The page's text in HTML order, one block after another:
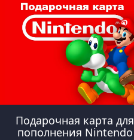
Подарочная карта для
пополнения Nintendo